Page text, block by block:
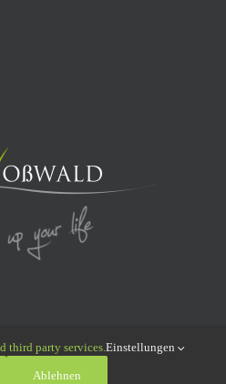
| All Rights Reserved |
third party services.Einstellungen
Ablehnen